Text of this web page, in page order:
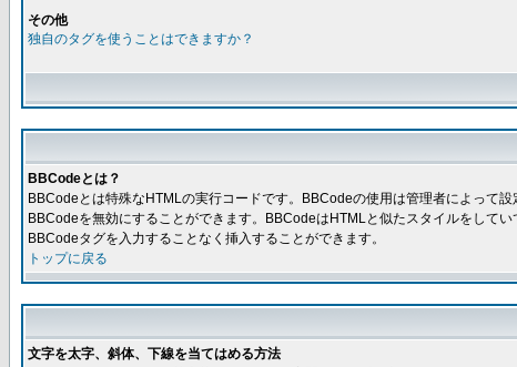
その他
独自のタグを使うことはできますか？
BBCodeとは？
BBCodeとは特殊なHTMLの実行コードです。BBCodeの使用は管理者によって
BBCodeを無効にすることができます。BBCodeはHTMLと似たスタイルをして
BBCodeタグを入力することなく挿入することができます。
トップに戻る
文字を太字、斜体、下線を当てはめる方法